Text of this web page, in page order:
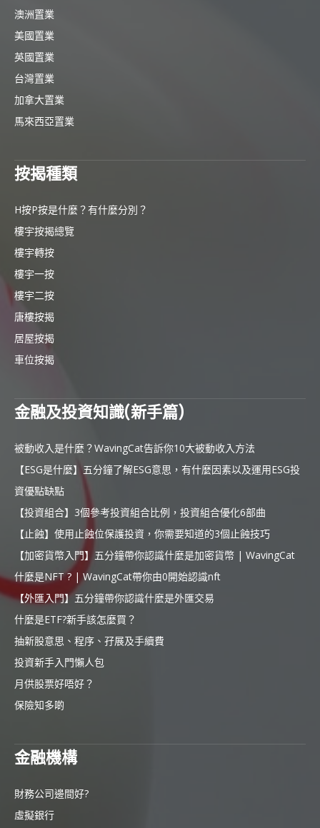
澳洲置業
美國置業
英國置業
台灣置業
加拿大置業
馬來西亞置業
按揭種類
H按P按是什麼？有什麼分別？
樓宇按揭總覽
樓宇轉按
樓宇一按
樓宇二按
唐樓按揭
居屋按揭
車位按揭
金融及投資知識(新手篇)
被動收入是什麼？WavingCat告訴你10大被動收入方法
【ESG是什麼】五分鐘了解ESG意思，有什麼因素以及運用ESG投
資優點缺點
【投資組合】3個參考投資組合比例，投資組合優化6部曲
【止蝕】使用止蝕位保護投資，你需要知道的3個止蝕技巧
【加密貨幣入門】五分鐘帶你認識什麼是加密貨幣 | WavingCat
什麼是NFT ? | WavingCat帶你由0開始認識nft
【外匯入門】五分鐘帶你認識什麼是外匯交易
什麼是ETF?新手該怎麼買？
抽新股意思、程序、孖展及手續費
投資新手入門懶人包
月供股票好唔好？
保險知多啲
金融機構
財務公司邊間好?
虛擬銀行